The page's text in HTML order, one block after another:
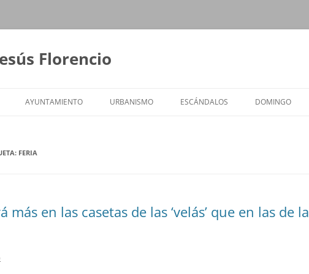
Florencio
AYUNTAMIENTO URBANISMO ESCÁNDALOS DOMINGO
FERIA
más en las casetas de las ‘velás’ que en las de la